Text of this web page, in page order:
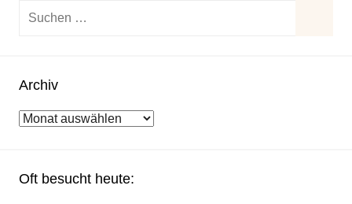
Suchen
Archiv
Archiv
Oft besucht heute: